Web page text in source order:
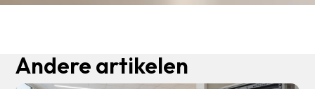
Andere artikelen